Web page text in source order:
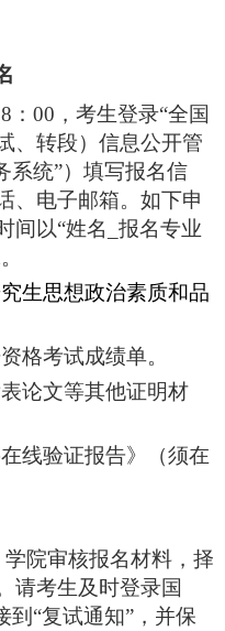
8 ： 00 ，考生登录“全国
、转段）信息公开管
系统”）填写报名信
、电子邮箱。 如下申
间以“姓名
报名专业
。
生思想政治素质和品
格考试成绩单。
论文等其他证明材
线验证报告》（须在
学院审核报名材料，择
请考生及时登录国
到“复试通知”，并保